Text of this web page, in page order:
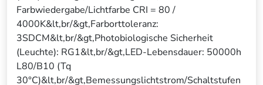
Farbwiedergabe/Lichtfarbe CRI = 80 /
4000K&lt,br/&gt,Farborttoleranz:
3SDCM&lt,br/&gt,Photobiologische Sicherheit
(Leuchte): RG1&lt,br/&gt,LED-Lebensdauer: 50000h
L80/B10 (Tq
30°C)&lt,br/&gt,Bemessungslichtstrom/Schaltstufen